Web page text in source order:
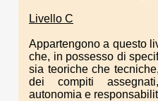
Livello C
Appartengono a questo
che, in possesso di
sia teoriche che
dei compiti
autonomia e